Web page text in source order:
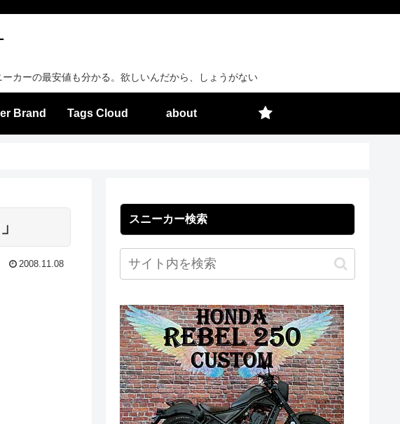
カーの最安値も分かる。欲しいんだから、しょうがない
Brand Tags Cloud about
2008.11.08
スニーカー検索